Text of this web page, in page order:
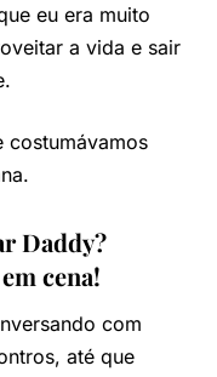
eu era muito
a vida e sair
costumávamos
Daddy?
cena!
com
até que